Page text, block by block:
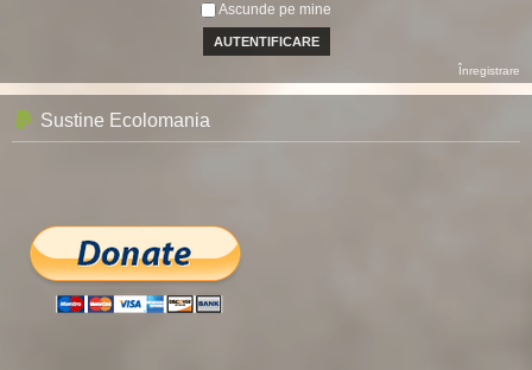
Ascunde pe mine
Înregistrare
Sustine Ecolomania